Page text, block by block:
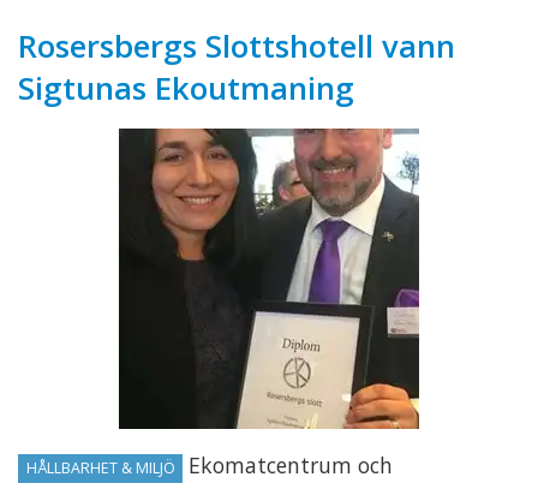
Rosersbergs Slottshotell vann
Sigtunas Ekoutmaning
HÅLLBARHET & MILJÖ
Ekomatcentrum och